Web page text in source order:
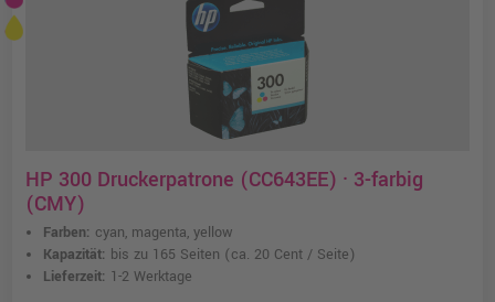
HP 300 Druckerpatrone (CC643EE) · 3-farbig
(CMY)
Farben: cyan, magenta, yellow
Kapazität: bis zu 165 Seiten (ca. 20 Cent / Seite)
Lieferzeit: 1-2 Werktage